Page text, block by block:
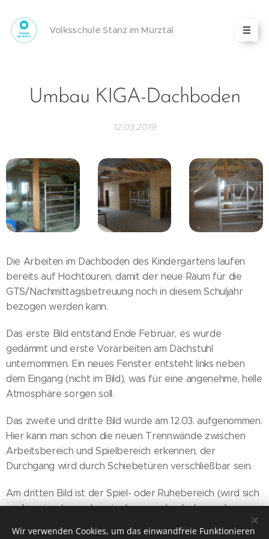
Volksschule Stanz im Mürztal
Umbau KIGA-Dachboden
12.03.2019
Die Arbeiten im Dachboden des Kindergartens laufen
bereits auf Hochtouren, damit der neue Raum für die
GTS/Nachmittagsbetreuung noch in diesem Schuljahr
bezogen werden kann.
Das erste Bild entstand Ende Februar, es wurde
gedämmt und erste Vorarbeiten am Dachstuhl
unternommen. Ein neues Fenster entsteht links neben
dem Eingang (nicht im Bild), was für eine angenehme, helle
Atmosphäre sorgen soll.
Das zweite und dritte Bild wurde am 12.03. aufgenommen.
Hier kann man schon die neuen Trennwände zwischen
Arbeitsbereich und Spielbereich erkennen, der
Durchgang wird durch Schiebetüren verschließbar sein.
Am dritten Bild ist der Spiel- oder Ruhebereich (wird sich
noch weisen) zu sehen, in den man durch den vorher
Wir verwenden Cookies, um das einwandfreie Funktionieren